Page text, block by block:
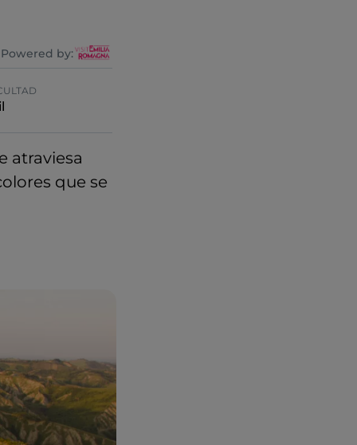
Powered by:
atraviesa
que se